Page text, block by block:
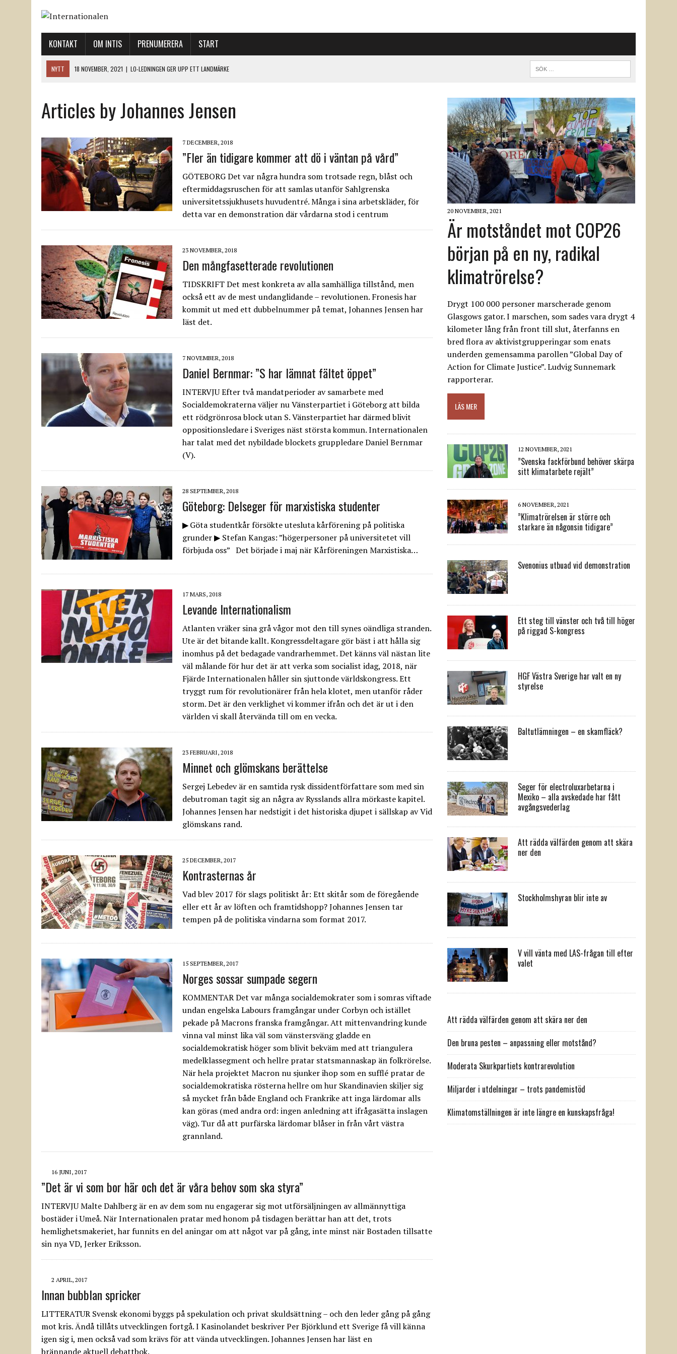
KONTAKT OM INTIS PRENUMERERA START
NYTT 18 NOVEMBER, 2021 | LO-LEDNINGEN GER UPP ETT LANDMÄRKE
12 NOVEMBER, 2021
NÄR DE DÖDA TAR SIG RÖST
12 NOVEMBER, 2021
| ”SVENSKA FACKFÖRBUND BEHÖVER SKÄRPA SITT KLIMATARBETE REJÄLT”
Articles by Johannes Jensen
7 DECEMBER, 2018
”Fler än tidigare kommer att dö i väntan på vård”
GÖTEBORG Det var några hundra som trotsade regn, blåst och
eftermiddagsruschen för att samlas utanför Sahlgrenska
universitetssjukhusets huvudentré. Många i sina arbetskläder, för
detta var en demonstration där vårdarna stod i centrum
23 NOVEMBER, 2018
Den mångfasetterade revolutionen
TIDSKRIFT Det mest konkreta av alla samhälliga tillstånd, men
också ett av de mest undanglidande – revolutionen. Fronesis har
kommit ut med ett dubbelnummer på temat, Johannes Jensen har
läst det.
7 NOVEMBER, 2018
Daniel Bernmar: ”S har lämnat fältet öppet”
INTERVJU Efter två mandatperioder av samarbete med
Socialdemokraterna väljer nu Vänsterpartiet i Göteborg att bilda
ett rödgrönrosa block utan S. Vänsterpartiet har därmed blivit
oppositionsledare i Sveriges näst största kommun. Internationalen
har talat med det nybildade blockets gruppledare Daniel Bernmar
(V).
28 SEPTEMBER, 2018
Göteborg: Delseger för marxistiska studenter
▶ Göta studentkår försökte utesluta kårförening på politiska
grunder ▶ Stefan Kangas: ”högerpersoner på universitetet vill
förbjuda oss” Det började i maj när Kårföreningen Marxistiska…
17 MARS, 2018
Levande Internationalism
Atlanten vräker sina grå vågor mot den till synes oändliga stranden.
Ute är det bitande kallt. Kongressdeltagare gör bäst i att hålla sig
inomhus på det bedagade vandrarhemmet. Det känns väl nästan lite
väl målande för hur det är att verka som socialist idag, 2018, när
Fjärde Internationalen håller sin sjuttonde världskongress. Ett
tryggt rum för revolutionärer från hela klotet, men utanför råder
storm. Det är den verklighet vi kommer ifrån och det är ut i den
världen vi skall åter­vända till om en vecka.
23 FEBRUARI, 2018
Minnet och glömskans berättelse
Sergej Lebedev är en samtida rysk dissidentförfattare som med sin
debutroman tagit sig an några av Rysslands allra mörkaste kapitel.
Johannes Jensen har nedstigit i det historiska djupet i sällskap av Vid
glömskans rand.
25 DECEMBER, 2017
Kontrasternas år
Vad blev 2017 för slags politiskt år: Ett skitår som de föregående
eller ett år av löften och framtidshopp? Johannes Jensen tar
tempen på de politiska vindarna som format 2017.
15 SEPTEMBER, 2017
Norges sossar sumpade segern
KOMMENTAR Det var många socialdemokrater som i somras viftade
undan engelska Labours framgångar under Corbyn och istället
pekade på Macrons franska framgångar. Att mittenvandring kunde
vinna val minst lika väl som vänstersväng gladde en
socialdemokratisk höger som blivit bekväm med att triangulera
medelklassegment och hellre pratar statsmannaskap än folkrörelse.
När hela projektet Macron nu sjunker ihop som en sufflé pratar de
socialdemokratiska rösterna hellre om hur Skandinavien skiljer sig
så mycket från både England och Frankrike att inga lärdomar alls
kan göras (med andra ord: ingen anledning att ifrågasätta inslagen
väg). Tur då att purfärska lärdomar blåser in från vårt västra
grannland.
16 JUNI, 2017
”Det är vi som bor här och det är våra behov som ska styra”
INTERVJU Malte Dahlberg är en av dem som nu engagerar sig mot utförsäljningen av allmännyttiga
bostäder i Umeå. När Internationalen pratar med honom på tisdagen berättar han att det, trots
hemlighetsmakeriet, har funnits en del aningar om att något var på gång, inte minst när Bostaden tillsatte
sin nya VD, Jerker Eriksson.
2 APRIL, 2017
Innan bubblan spricker
LITTERATUR Svensk ekonomi byggs på spekulation och privat skuldsättning – och den leder gång på gång
mot kris. Ändå tillåts utvecklingen fortgå. I Kasinolandet beskriver Per Björklund ett Sverige få vill känna
igen sig i, men också vad som krävs för att vända utvecklingen. Johannes Jensen har läst en
brännande aktuell debattbok.
20 NOVEMBER, 2021
Är motståndet mot COP26
början på en ny, radikal
klimatrörelse?
Drygt 100 000 personer marscherade genom
Glasgows gator. I marschen, som sades vara drygt 4
kilometer lång från front till slut, återfanns en
bred flora av aktivistgrupperingar som enats
underden gemensamma parollen ”Global Day of
Action for Climate Justice”. Ludvig Sunnemark
rapporterar.
LÄS MER
12 NOVEMBER, 2021
”Svenska fackförbund behöver skärpa
sitt klimatarbete rejält”
6 NOVEMBER, 2021
”Klimatrörelsen är större och
starkare än någonsin tidigare”
Svenonius utbuad vid demonstration
Ett steg till vänster och två till höger
på riggad S-kongress
HGF Västra Sverige har valt en ny
styrelse
Baltutlämningen – en skamfläck?
Seger för electroluxarbetarna i
Mexiko – alla avskedade har fått
avgångsvederlag
Att rädda välfärden genom att skära
ner den
Stockholmshyran blir inte av
V vill vänta med LAS-frågan till efter
valet
Att rädda välfärden genom att skära ner den
Den bruna pesten – anpassning eller motstånd?
Moderata Skurkpartiets kontrarevolution
Miljarder i utdelningar – trots pandemistöd
Klimatomställningen är inte längre en kunskapsfråga!